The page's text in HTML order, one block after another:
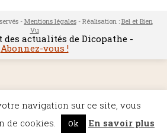
- Mentions légales- Réalisation : Bel et Bien
Vu
des actualités de Dicopathe -
Abonnez-vous !
navigation sur ce site, vous
de cookies.
Ok En savoir plus